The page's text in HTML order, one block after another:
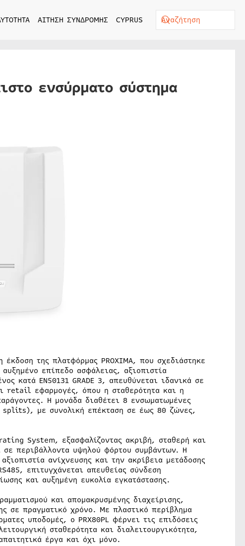
ΑΙΤΗΣΗ ΣΥΝΔΡΟΜΗΣ CYPRUS
ενσύρματο σύστημα
έκδοση της πλατφόρμας PROXIMA, που σχεδιάστηκε
επίπεδο ασφάλειας, αξιοπιστία
κατά EN50131 GRADE 3, απευθύνεται ιδανικά σε
retail εφαρμογές, όπου η σταθερότητα και η
Η μονάδα διαθέτει 8 ενσωματωμένες
splits), με συνολική επέκταση σε έως 80 ζώνες,
System, εξασφαλίζοντας ακριβή, σταθερή και
περιβάλλοντα υψηλού φόρτου συμβάντων. Η
ανίχνευσης και την ακρίβεια μετάδοσης
επιτυγχάνεται απευθείας σύνδεση
και αυξημένη ευκολία εγκατάστασης.
και απομακρυσμένης διαχείρισης,
σε πραγματικό χρόνο. Με πλαστικό περίβλημα
υποδομές, ο PRX80PL φέρνει τις επιδόσεις
σταθερότητα και διαλειτουργικότητα,
έργα και όχι μόνο.